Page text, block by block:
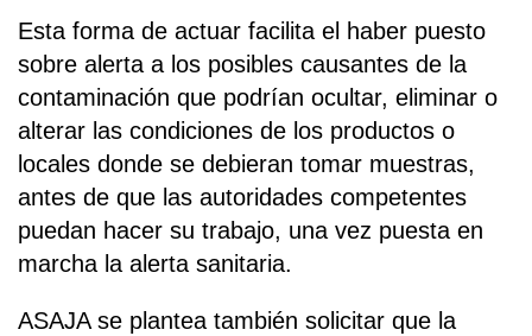
Esta forma de actuar facilita el haber puesto
sobre alerta a los posibles causantes de la
contaminación que podrían ocultar, eliminar o
alterar las condiciones de los productos o
locales donde se debieran tomar muestras,
antes de que las autoridades competentes
puedan hacer su trabajo, una vez puesta en
marcha la alerta sanitaria.
ASAJA se plantea también solicitar que la